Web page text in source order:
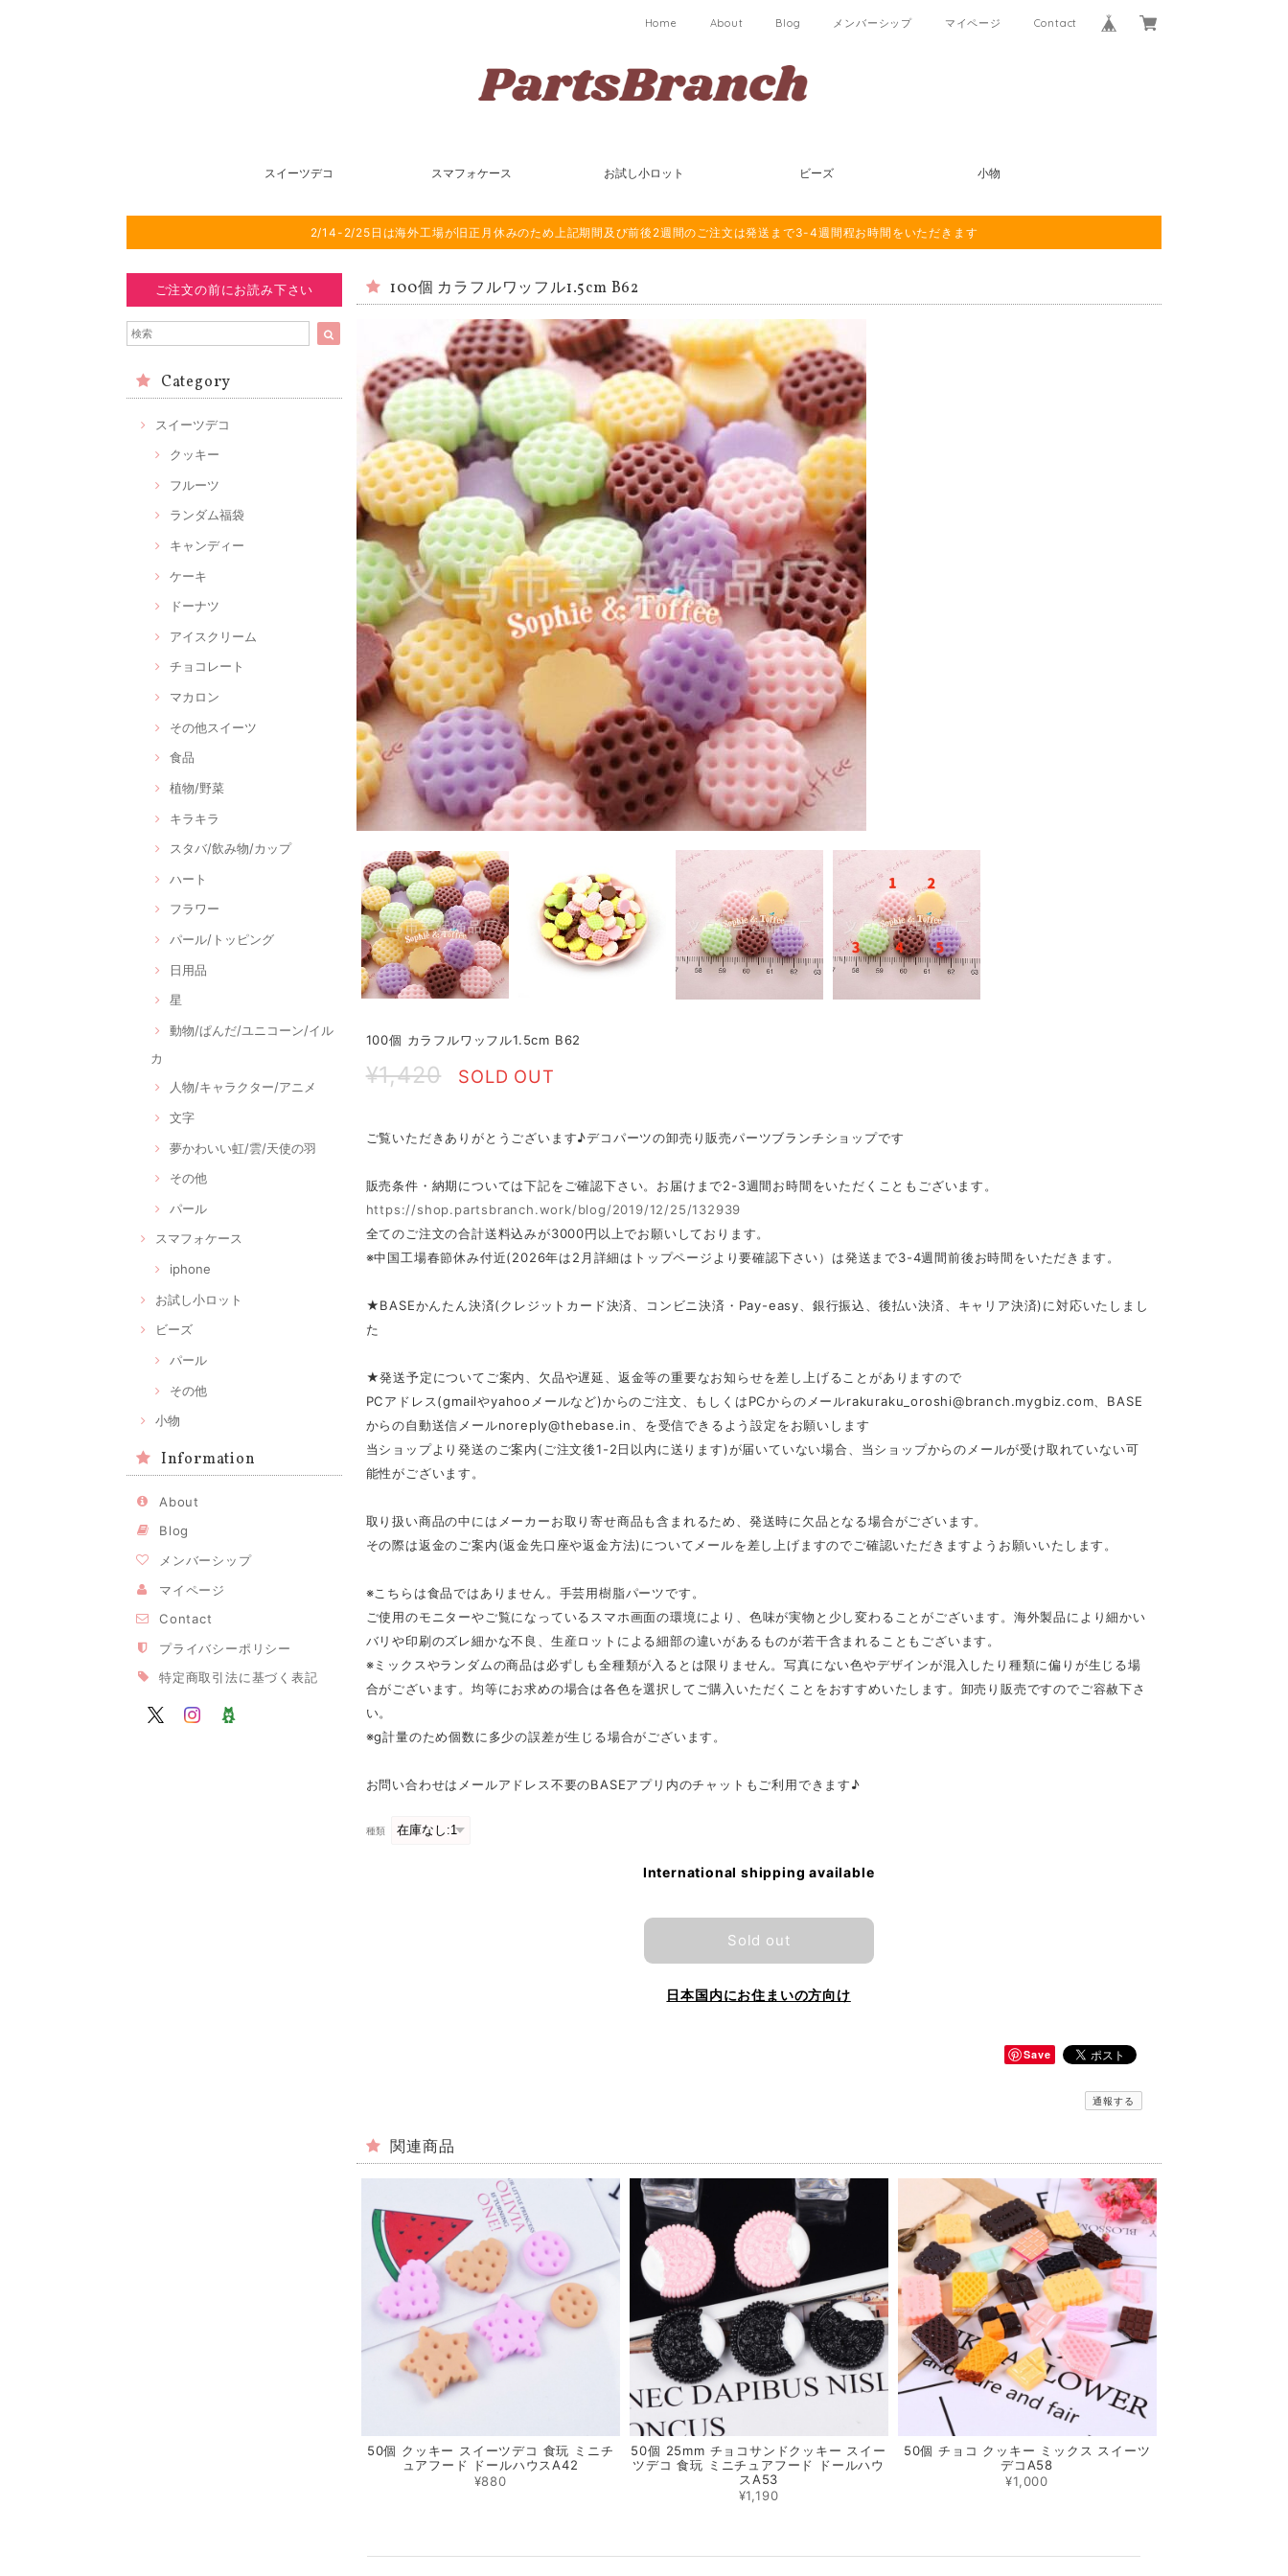
Home About Blog メンバーシップ マイページ Contact
スイーツデコ スマフォケース お試し小ロット ビーズ 小物
2/14-2/25日は海外工場が旧正月休みのため上記期間及び前後2週間のご注文は発送まで3-4週間程お時間をいただきます
ご注文の前にお読み下さい
Category
スイーツデコ
クッキー
フルーツ
ランダム福袋
キャンディー
ケーキ
ドーナツ
アイスクリーム
チョコレート
マカロン
その他スイーツ
食品
植物/野菜
キラキラ
スタバ/飲み物/カップ
ハート
フラワー
パール/トッピング
日用品
星
動物/ぱんだ/ユニコーン/イル
カ
人物/キャラクター/アニメ
文字
夢かわいい虹/雲/天使の羽
その他
パール
スマフォケース
iphone
お試し小ロット
ビーズ
パール
その他
小物
Information
About
Blog
メンバーシップ
マイページ
Contact
プライバシーポリシー
特定商取引法に基づく表記
100個 カラフルワッフル1.5cm B62
100個 カラフルワッフル1.5cm B62
¥1,420 SOLD OUT
ご覧いただきありがとうございます♪デコパーツの卸売り販売パーツブランチショップです
販売条件・納期については下記をご確認下さい。お届けまで2-3週間お時間をいただくこともございます。
https://shop.partsbranch.work/blog/2019/12/25/132939
全てのご注文の合計送料込みが3000円以上でお願いしております。
※中国工場春節休み付近(2026年は2月詳細はトップページより要確認下さい）は発送まで3-4週間前後お時間をいただきます。
★BASEかんたん決済(クレジットカード決済、コンビニ決済・Pay-easy、銀行振込、後払い決済、キャリア決済)に対応いたしまし
た
★発送予定についてご案内、欠品や遅延、返金等の重要なお知らせを差し上げることがありますので
PCアドレス(gmailやyahooメールなど)からのご注文、もしくはPCからのメールrakuraku_oroshi@branch.mygbiz.com 、BASE
からの自動送信メールnoreply@thebase.in
、を受信できるよう設定をお願いします
当ショップより発送のご案内(ご注文後1-2日以内に送ります)が届いていない場合、当ショップからのメールが受け取れていない可
能性がございます。
取り扱い商品の中にはメーカーお取り寄せ商品も含まれるため、発送時に欠品となる場合がございます。
その際は返金のご案内(返金先口座や返金方法)についてメールを差し上げますのでご確認いただきますようお願いいたします。
※こちらは食品ではありません。手芸用樹脂パーツです。
ご使用のモニターやご覧になっているスマホ画面の環境により、色味が実物と少し変わることがございます。海外製品により細かい
バリや印刷のズレ細かな不良、生産ロットによる細部の違いがあるものが若干含まれることもございます。
※ミックスやランダムの商品は必ずしも全種類が入るとは限りません。写真にない色やデザインが混入したり種類に偏りが生じる場
合がございます。均等にお求めの場合は各色を選択してご購入いただくことをおすすめいたします。卸売り販売ですのでご容赦下さ
い。
※g計量のため個数に多少の誤差が生じる場合がございます。
お問い合わせはメールアドレス不要のBASEアプリ内のチャットもご利用できます♪
種類
International shipping available
Sold out
日本国内にお住まいの方向け
Save
通報する
関連商品
50個 クッキー スイーツデコ 食玩 ミニチ
ュアフード ドールハウスA42
¥880
50個 25mm チョコサンドクッキー スイー
ツデコ 食玩 ミニチュアフード ドールハウ
スA53
¥1,190
50個 チョコ クッキー ミックス スイーツ
デコA58
¥1,000